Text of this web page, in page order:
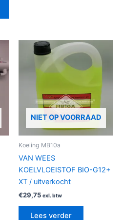
NIET OP VOORRAAD
Koeling MB10a
VAN WEES
KOELVLOEISTOF BIO-G12+
XT / uitverkocht
€29,75 exl. btw
Lees verder